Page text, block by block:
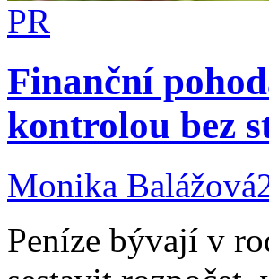
PR
Finanční
kontrolou bez
Monika Balážová
Peníze bývají v